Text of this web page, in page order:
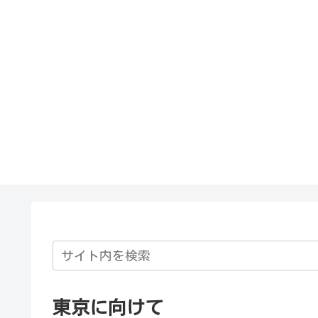
東京に向けて